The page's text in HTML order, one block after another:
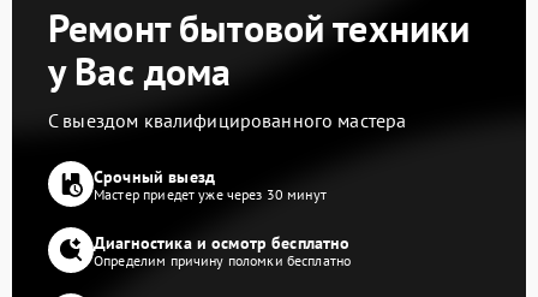
Ремонт бытовой техники
у Вас дома
С выездом квалифицированного мастера
Срочный выезд
Мастер приедет уже через 30 минут
Диагностика и осмотр бесплатно
Определим причину поломки бесплатно